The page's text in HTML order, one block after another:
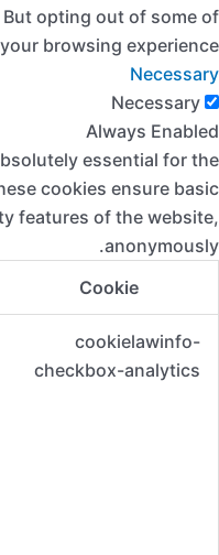
opting out of some of
browsing experience.
Necessary
Necessary
Always Enabled
essential for the
cookies ensure basic
features of the website,
anonymously.
Cookie
cookielawinfo-
checkbox-analytics